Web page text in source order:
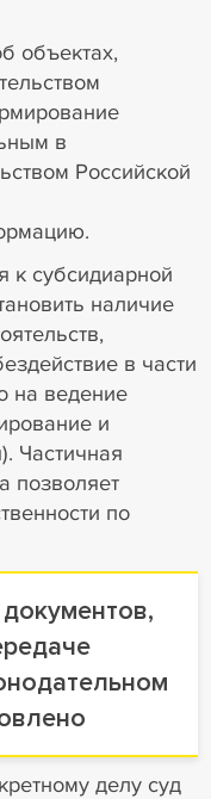
объектах,
в
Российской
к субсидиарной
наличие
в части
на ведение
и
Частичная
позволяет
по
делу суд